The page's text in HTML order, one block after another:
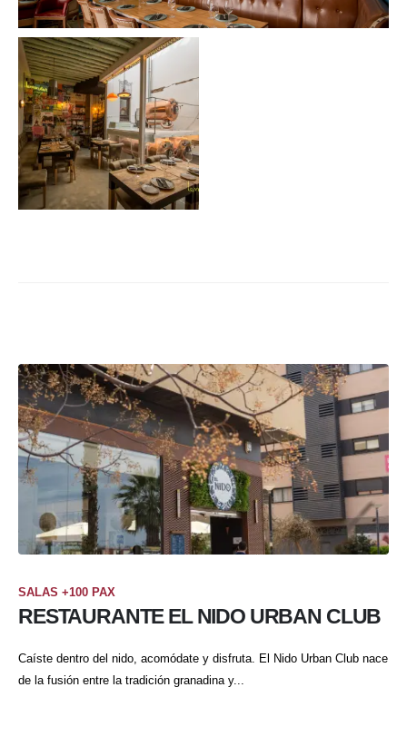
SALAS +100 PAX
RESTAURANTE EL NIDO URBAN CLUB
Caíste dentro del nido, acomódate y disfruta. El Nido Urban Club nace
de la fusión entre la tradición granadina y...